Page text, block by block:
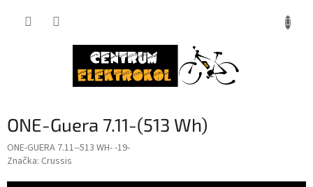
ONE-Guera 7.11-(513 Wh)
ONE-GUERA 7.11--513 WH- -19-
Značka: Crussis